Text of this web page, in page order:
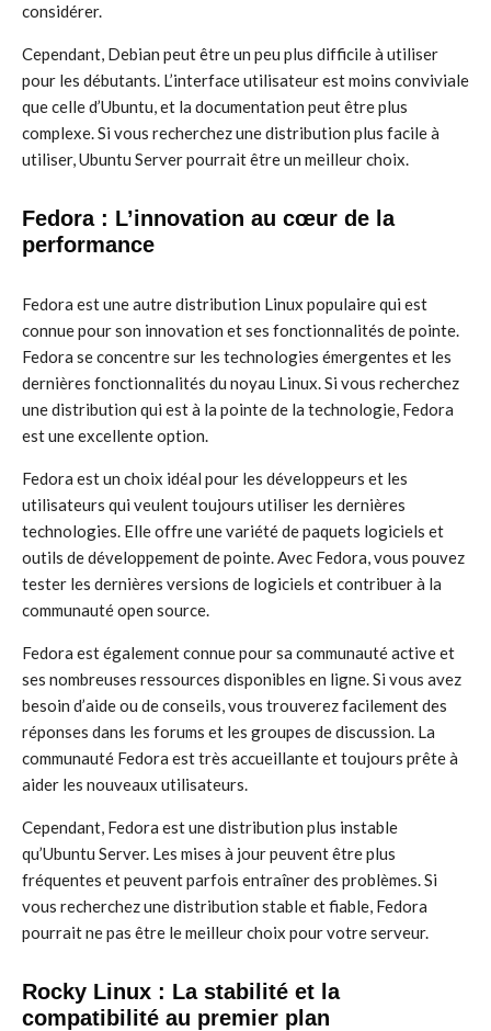
considérer.
Cependant, Debian peut être un peu plus difficile à utiliser
pour les débutants. L’interface utilisateur est moins conviviale
que celle d’Ubuntu, et la documentation peut être plus
complexe. Si vous recherchez une distribution plus facile à
utiliser, Ubuntu Server pourrait être un meilleur choix.
Fedora : L’innovation au cœur de la
performance
Fedora est une autre distribution Linux populaire qui est
connue pour son innovation et ses fonctionnalités de pointe.
Fedora se concentre sur les technologies émergentes et les
dernières fonctionnalités du noyau Linux. Si vous recherchez
une distribution qui est à la pointe de la technologie, Fedora
est une excellente option.
Fedora est un choix idéal pour les développeurs et les
utilisateurs qui veulent toujours utiliser les dernières
technologies. Elle offre une variété de paquets logiciels et
outils de développement de pointe. Avec Fedora, vous pouvez
tester les dernières versions de logiciels et contribuer à la
communauté open source.
Fedora est également connue pour sa communauté active et
ses nombreuses ressources disponibles en ligne. Si vous avez
besoin d’aide ou de conseils, vous trouverez facilement des
réponses dans les forums et les groupes de discussion. La
communauté Fedora est très accueillante et toujours prête à
aider les nouveaux utilisateurs.
Cependant, Fedora est une distribution plus instable
qu’Ubuntu Server. Les mises à jour peuvent être plus
fréquentes et peuvent parfois entraîner des problèmes. Si
vous recherchez une distribution stable et fiable, Fedora
pourrait ne pas être le meilleur choix pour votre serveur.
Rocky Linux : La stabilité et la
compatibilité au premier plan